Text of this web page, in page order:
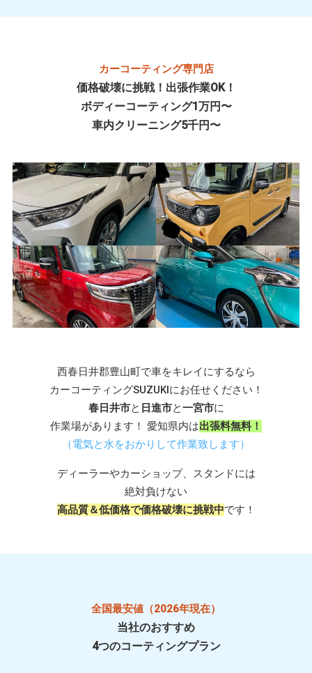
カーコーティング専門店
価格破壊に挑戦！出張作業OK！
ボディーコーティング1万円〜
車内クリーニング5千円〜
西春日井郡豊山町で車をキレイにするなら
カーコーティングSUZUKIにお任せください！
春日井市と 日進市と一宮市に
作業場があります！ 愛知県内は出張料無料！
（電気と水をおかりして作業致します）
ディーラーやカーショップ、スタンドには
絶対負けない
高品質＆低価格で価格破壊に挑戦中です！
全国最安値（2026年現在）
当社のおすすめ
4つのコーティングプラン